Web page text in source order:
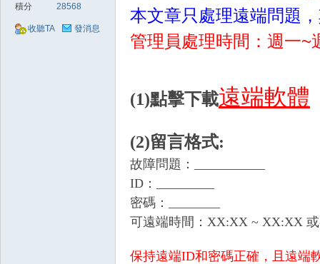
積分 28568
收聽TA 發消息
本文章只處理遠端問題
管理員處理時間：週一~
(1)點擊下載遠端軟體
(2)留言格式:
故障問題：___________
ID：_________
密碼：________
可遠端時間：XX:XX ~ XX:XX
保持遠端ID和密碼正確，且遠端